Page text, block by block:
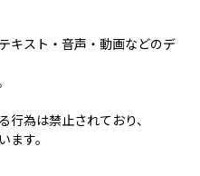
キスト・音声・動画などのデ
行為は禁止されており、
ます。